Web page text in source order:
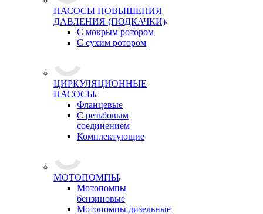
НАСОСЫ ПОВЫШЕНИЯ
ДАВЛЕНИЯ (ПОДКАЧКИ)
С мокрым ротором
С сухим ротором
ЦИРКУЛЯЦИОННЫЕ
НАСОСЫ
Фланцевые
С резьбовым
соединением
Комплектующие
МОТОПОМПЫ
Мотопомпы
бензиновые
Мотопомпы дизельные